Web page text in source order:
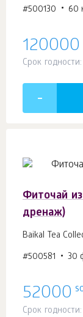
#500130 60
120000
Срок
Фиточай
дренаж)
Baikal Tea
#500581 30
52000
Срок